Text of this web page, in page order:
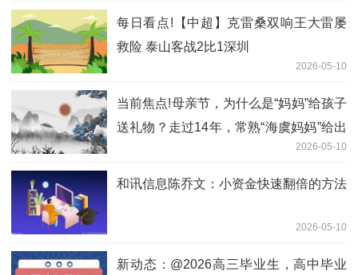
每日看点!【中超】克雷桑双响王大雷屡
救险 泰山客战2比1深圳
2026-05-10
当前焦点!母亲节，为什么是“妈妈”给孩子
送礼物？走过14年，常熟“海虞妈妈”给出
2026-05-10
和讯信息陈乔文：小资金快速翻倍的方法
2026-05-10
新动态：@2026高三毕业生，高中毕业